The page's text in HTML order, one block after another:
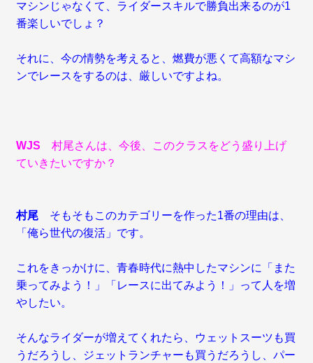
マシンじゃなくて、ライダースキルで勝負出来るのが1
番楽しいでしょ？
それに、今の情勢を考えると、燃費が悪くて高額なマシ
ンでレースをするのは、厳しいですよね。
WJS 村尾さんは、今後、このクラスをどう盛り上げ
ていきたいですか？
村尾 そもそもこのカテゴリーを作った1番の理由は、
「俺ら世代の復活」です。
これをきっかけに、青春時代に熱中したマシンに「また
乗ってみよう！」「レースに出てみよう！」って人を増
やしたい。
そんなライダーが増えてくれたら、ウェットスーツも買
うだろうし、ジェットランチャーも買うだろうし、パー